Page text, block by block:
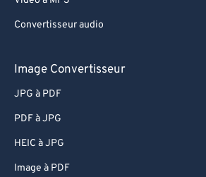
Convertisseur audio
Image Convertisseur
JPG à PDF
PDF à JPG
HEIC à JPG
Image à PDF